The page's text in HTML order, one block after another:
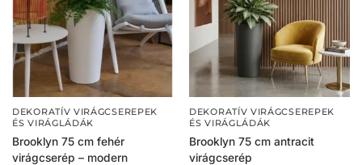
DEKORATÍV VIRÁGCSEREPEK
ÉS VIRÁGLÁDÁK
Brooklyn 75 cm fehér
virágcserép – modern
DEKORATÍV VIRÁGCSEREPEK
ÉS VIRÁGLÁDÁK
Brooklyn 75 cm antracit
virágcserép